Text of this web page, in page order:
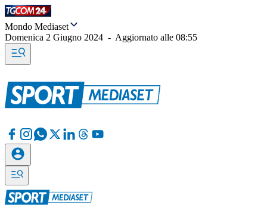
Mondo Mediaset
Domenica 2 Giugno 2024 - Aggiornato alle 08:55